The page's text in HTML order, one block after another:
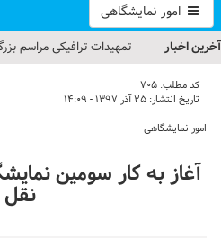
امور نمایشگاهی
آخرین اخبار
تمهیدات ترافیکی مراسم
حجت‌الاسلام حاج
معظم انقلاب
گزارش تصویری| مراسم نماز
کد مطلب: 705
تاریخ انتشار: ۲۵ آذر ۱۳۹۷ - ۱۴:۰۹
امور نمایشگاهی
آغاز به کار سومین
نقل